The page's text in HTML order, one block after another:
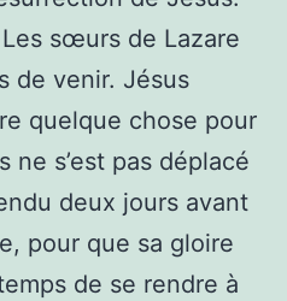
sœurs de Lazare
de venir. Jésus
quelque chose pour
ne s’est pas déplacé
deux jours avant
pour que sa gloire
de se rendre à